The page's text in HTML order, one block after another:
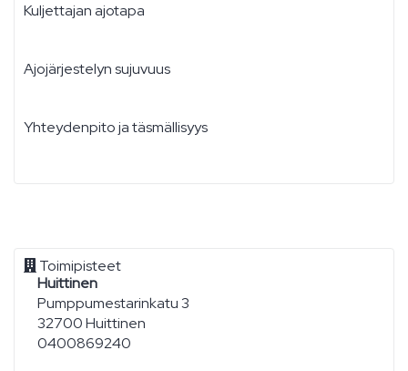
Kuljettajan ajotapa
Ajojärjestelyn sujuvuus
Yhteydenpito ja täsmällisyys
Toimipisteet
Huittinen
Pumppumestarinkatu 3
32700 Huittinen
0400869240